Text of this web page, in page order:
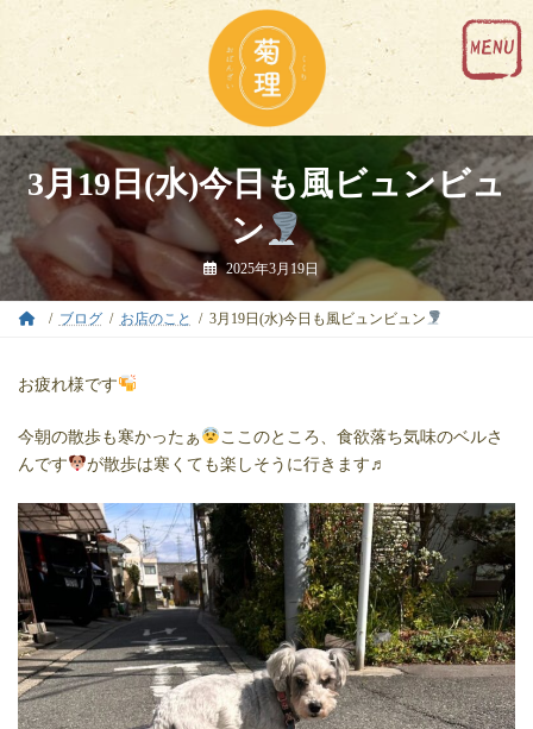
ツ
へ
ス
キ
ッ
プ
シ
ョ
ン
に
移
動
3月19日(水)今日も風ビュンビュ
ン
2025年3月19日
ブログ お店のこと 3月19日(水)今日も風ビュンビュン
お疲れ様です
今朝の散歩も寒かったぁ
ここのところ、食欲落ち気味のベルさ
んです
が散歩は寒くても楽しそうに行きます♬